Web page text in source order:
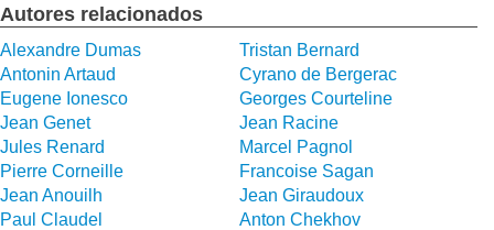
Autores relacionados
Alexandre Dumas
Tristan Bernard
Antonin Artaud
Cyrano de Bergerac
Eugene Ionesco
Georges Courteline
Jean Genet
Jean Racine
Jules Renard
Marcel Pagnol
Pierre Corneille
Francoise Sagan
Jean Anouilh
Jean Giraudoux
Paul Claudel
Anton Chekhov